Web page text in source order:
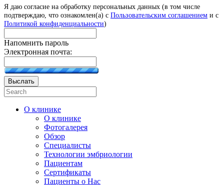
Я даю согласие на обработку персональных данных (в том числе
подтверждаю, что ознакомлен(а) с Пользовательским соглашением и с
Политикой конфиденциальности)
Напомнить пароль
Электронная почта:
Выслать
О клинике
О клинике
Фотогалерея
Обзор
Специалисты
Технологии эмбриологии
Пациентам
Сертификаты
Пациенты о Нас